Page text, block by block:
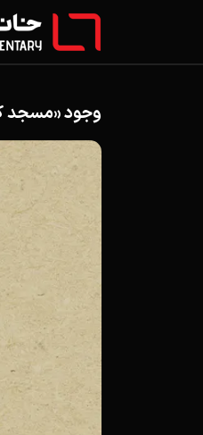
وجود «مسجد